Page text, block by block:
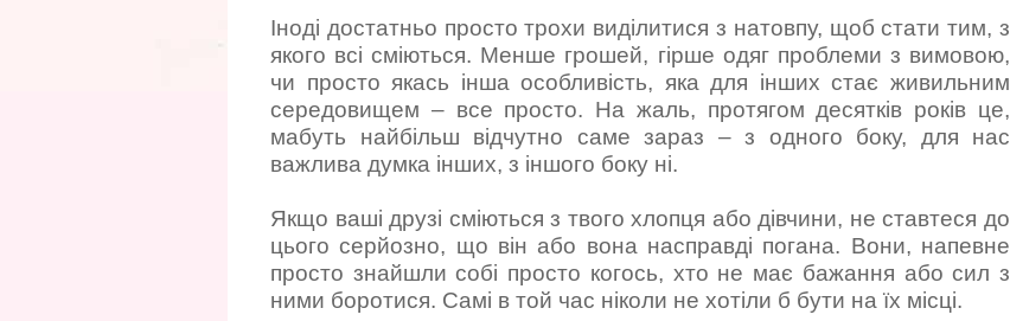
Іноді достатньо просто трохи виділитися з натовпу, щоб стати тим, з
якого всі сміються. Менше грошей, гірше одяг проблеми з вимовою,
чи просто якась інша особливість, яка для інших стає живильним
середовищем – все просто. На жаль, протягом десятків років це,
мабуть найбільш відчутно саме зараз – з одного боку, для нас
важлива думка інших, з іншого боку ні.
Якщо ваші друзі сміються з твого хлопця або дівчини, не ставтеся до
цього серйозно, що він або вона насправді погана. Вони, напевне
просто знайшли собі просто когось, хто не має бажання або сил з
ними боротися. Самі в той час ніколи не хотіли б бути на їх місці.